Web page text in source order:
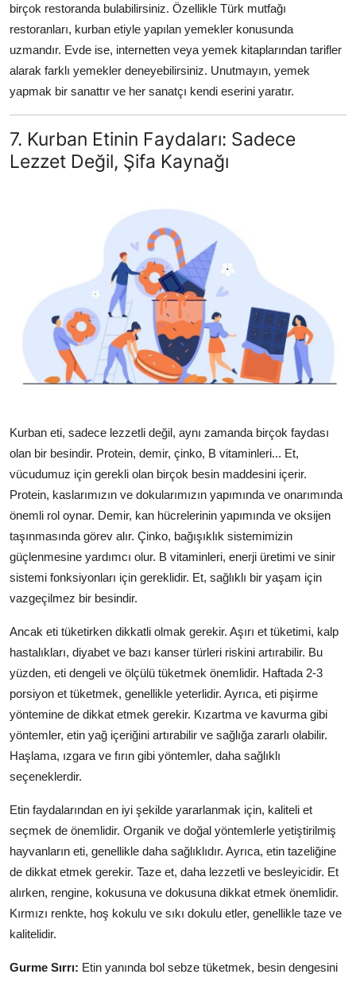
birçok restoranda bulabilirsiniz. Özellikle Türk mutfağı
restoranları, kurban etiyle yapılan yemekler konusunda
uzmandır. Evde ise, internetten veya yemek kitaplarından tarifler
alarak farklı yemekler deneyebilirsiniz. Unutmayın, yemek
yapmak bir sanattır ve her sanatçı kendi eserini yaratır.
7. Kurban Etinin Faydaları: Sadece
Lezzet Değil, Şifa Kaynağı
Kurban eti, sadece lezzetli değil, aynı zamanda birçok faydası
olan bir besindir. Protein, demir, çinko, B vitaminleri... Et,
vücudumuz için gerekli olan birçok besin maddesini içerir.
Protein, kaslarımızın ve dokularımızın yapımında ve onarımında
önemli rol oynar. Demir, kan hücrelerinin yapımında ve oksijen
taşınmasında görev alır. Çinko, bağışıklık sistemimizin
güçlenmesine yardımcı olur. B vitaminleri, enerji üretimi ve sinir
sistemi fonksiyonları için gereklidir. Et, sağlıklı bir yaşam için
vazgeçilmez bir besindir.
Ancak eti tüketirken dikkatli olmak gerekir. Aşırı et tüketimi, kalp
hastalıkları, diyabet ve bazı kanser türleri riskini artırabilir. Bu
yüzden, eti dengeli ve ölçülü tüketmek önemlidir. Haftada 2-3
porsiyon et tüketmek, genellikle yeterlidir. Ayrıca, eti pişirme
yöntemine de dikkat etmek gerekir. Kızartma ve kavurma gibi
yöntemler, etin yağ içeriğini artırabilir ve sağlığa zararlı olabilir.
Haşlama, ızgara ve fırın gibi yöntemler, daha sağlıklı
seçeneklerdir.
Etin faydalarından en iyi şekilde yararlanmak için, kaliteli et
seçmek de önemlidir. Organik ve doğal yöntemlerle yetiştirilmiş
hayvanların eti, genellikle daha sağlıklıdır. Ayrıca, etin tazeliğine
de dikkat etmek gerekir. Taze et, daha lezzetli ve besleyicidir. Et
alırken, rengine, kokusuna ve dokusuna dikkat etmek önemlidir.
Kırmızı renkte, hoş kokulu ve sıkı dokulu etler, genellikle taze ve
kalitelidir.
Gurme Sırrı: Etin yanında bol sebze tüketmek, besin dengesini